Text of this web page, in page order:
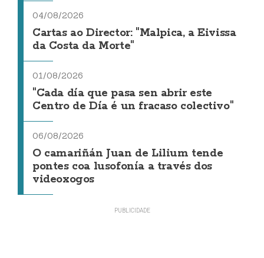
04/08/2026
Cartas ao Director: "Malpica, a Eivissa
da Costa da Morte"
01/08/2026
"Cada día que pasa sen abrir este
Centro de Día é un fracaso colectivo"
06/08/2026
O camariñán Juan de Lilium tende
pontes coa lusofonía a través dos
videoxogos